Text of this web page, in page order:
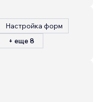
Настройка форм
+ еще 8